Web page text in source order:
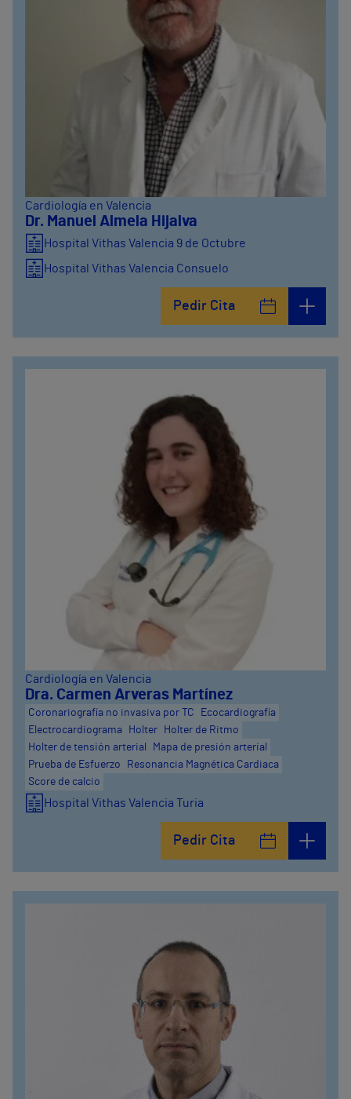
Cardiología en Valencia
Dr. Manuel Almela Hijalva
Hospital Vithas Valencia 9 de Octubre
Hospital Vithas Valencia Consuelo
Pedir Cita
Cardiología en Valencia
Dra. Carmen Arveras Martínez
Coronariografía no invasiva por TC
Ecocardiografía
Electrocardiograma
Holter
Holter de Ritmo
Holter de tensión arterial
Mapa de presión arterial
Prueba de Esfuerzo
Resonancia Magnética Cardiaca
Score de calcio
Hospital Vithas Valencia Turia
Pedir Cita